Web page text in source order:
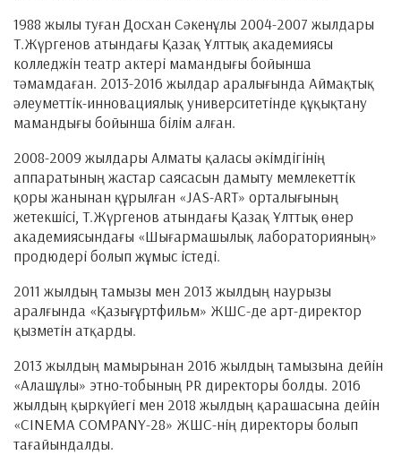
1988 жылы туған Досхан Сәкенұлы 2004-2007 жылдары
Т.Жүргенов атындағы Қазақ Ұлттық академиясы
колледжін театр актері мамандығы бойынша
тәмамдаған. 2013-2016 жылдар аралығында Аймақтық
әлеуметтік-инновациялық университетінде құқықтану
мамандығы бойынша білім алған.
2008-2009 жылдары Алматы қаласы әкімдігінің
аппаратының жастар саясасын дамыту мемлекеттік
қоры жанынан құрылған «JAS-ART» орталығының
жетекшісі, Т.Жүргенов атындағы Қазақ Ұлттық өнер
академиясындағы «Шығармашылық лабораторияның»
продюдері болып жұмыс істеді.
2011 жылдың тамызы мен 2013 жылдың наурызы
аралғында «Қазығұртфильм» ЖШС-де арт-директор
қызметін атқарды.
2013 жылдың мамырынан 2016 жылдың тамызына дейін
«Алашұлы» этно-тобының PR директоры болды. 2016
жылдың қыркүйегі мен 2018 жылдың қарашасына дейін
«СINEMA COMPANY-28» ЖШС-нің директоры болып
тағайындалды.